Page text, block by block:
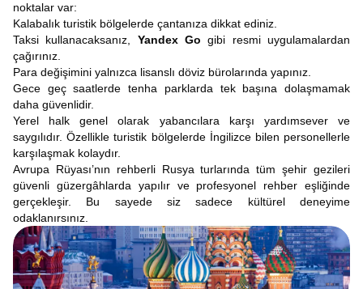
noktalar var:
Kalabalık turistik bölgelerde çantanıza dikkat ediniz.
Taksi kullanacaksanız, Yandex Go gibi resmi uygulamalardan
çağırınız.
Para değişimini yalnızca lisanslı döviz bürolarında yapınız.
Gece geç saatlerde tenha parklarda tek başına dolaşmamak
daha güvenlidir.
Yerel halk genel olarak yabancılara karşı yardımsever ve
saygılıdır. Özellikle turistik bölgelerde İngilizce bilen personellerle
karşılaşmak kolaydır.
Avrupa Rüyası’nın rehberli Rusya turlarında tüm şehir gezileri
güvenli güzergâhlarda yapılır ve profesyonel rehber eşliğinde
gerçekleşir. Bu sayede siz sadece kültürel deneyime
odaklanırsınız.